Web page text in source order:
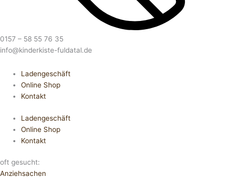
0157 – 58 55 76 35
info@kinderkiste-fuldatal.de
Ladengeschäft
Online Shop
Kontakt
Ladengeschäft
Online Shop
Kontakt
oft gesucht:
Anziehsachen